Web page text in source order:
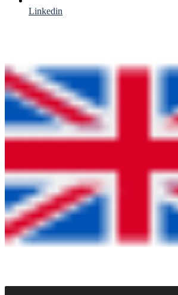
Linkedin